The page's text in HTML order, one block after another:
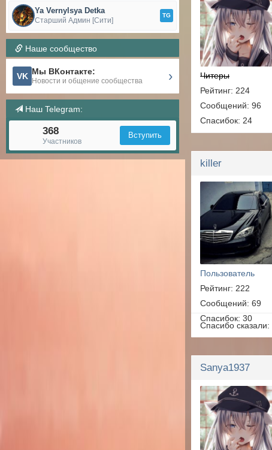
Ya Vernylsya Detka
Старший Админ [Сити]
TG
Наше сообщество
VK Мы ВКонтакте:
Новости и общение сообщества ›
Наш Telegram:
368
Участников
Вступить
Читеры
Рейтинг: 224
Сообщений: 96
Спасибок: 24
killer
Пользователь
Рейтинг: 222
Сообщений: 69
Спасибок: 30
Спасибо сказали:
Sanya1937